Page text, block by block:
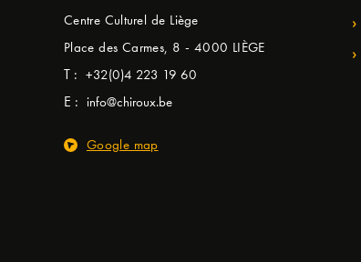
Centre Culturel de Liège
Place des Carmes, 8 - 4000 LIÈGE
T : +32(0)4 223 19 60
E : info@chiroux.be
Google map